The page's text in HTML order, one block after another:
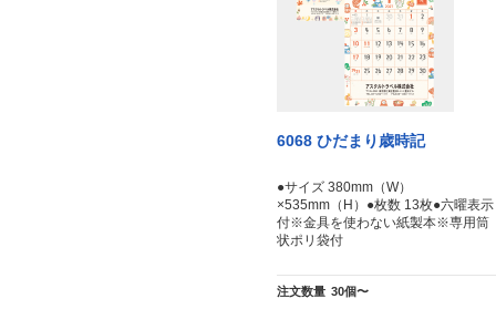
6068 ひだまり歳時記
●サイズ 380mm（W）
×535mm（H）●枚数 13枚●六曜表示
付※金具を使わない紙製本※専用筒
状ポリ袋付
注文数量 30個〜